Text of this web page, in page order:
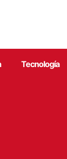
Tecnología